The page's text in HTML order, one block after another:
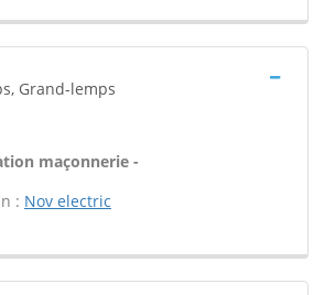
Grand-lemps
maçonnerie -
: Nov electric